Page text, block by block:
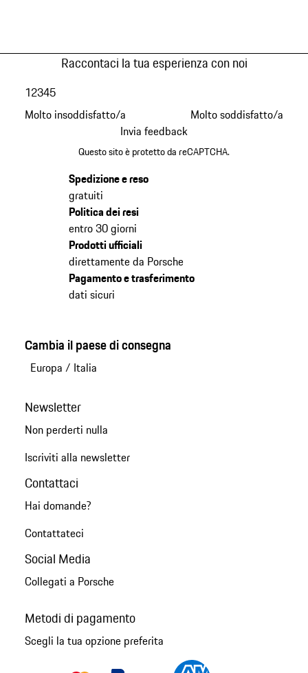
Raccontaci la tua esperienza con noi
Molto insoddisfatto/a
12345
Molto soddisfatto/a
Invia feedback
Questo sito è protetto da reCAPTCHA.
Spedizione e reso
gratuiti
Politica dei resi
entro 30 giorni
Prodotti ufficiali
direttamente da Porsche
Pagamento e trasferimento
dati sicuri
Cambia il paese di consegna
Europa / Italia
Newsletter
Non perderti nulla
Iscriviti alla newsletter
Contattaci
Hai domande?
Contattateci
Social Media
Collegati a Porsche
Metodi di pagamento
Scegli la tua opzione preferita